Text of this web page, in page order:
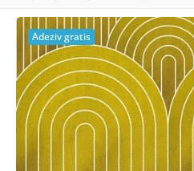
Adeziv gratis